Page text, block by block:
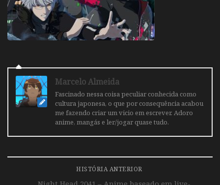
Marcelo Almeida
Fascinado nessa coisa peculiar conhecida como
cultura japonesa, o que por consequência acabou
me fazendo criar um vicio em escrever. Adoro
anime, mangás e ler/jogar quase tudo.
HISTÓRIA ANTERIOR